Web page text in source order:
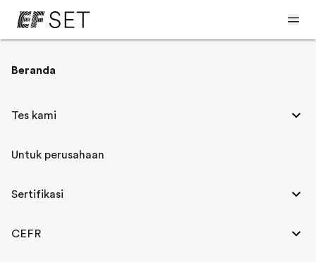
Beranda
Tes kami
Untuk perusahaan
Sertifikasi
CEFR
B2
C1